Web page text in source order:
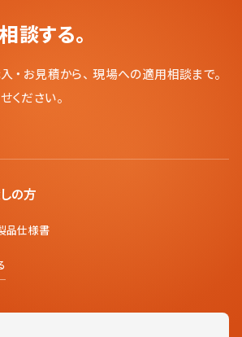
談する。
入・お見積から、現場への適用相談まで。
ください。
の方
品仕様書